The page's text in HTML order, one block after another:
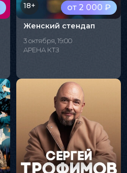
от 2 000 ₽
18+
Женский стендап
3 октября, 19:00
АРЕНА КТЗ